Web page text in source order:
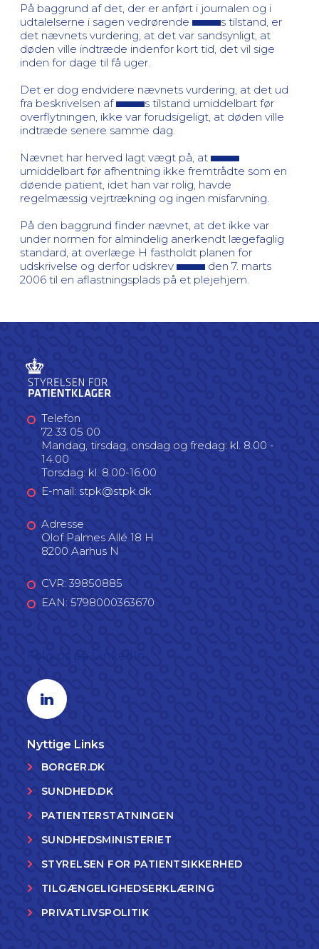
På baggrund af det, der er anført i journalen og i
udtalelserne i sagen vedrørende
s tilstand, er
det nævnets vurdering, at det var sandsynligt, at
døden ville indtræde indenfor kort tid, det vil sige
inden for dage til få uger.
Det er dog endvidere nævnets vurdering, at det ud
fra beskrivelsen af
s tilstand umiddelbart før
overflytningen, ikke var forudsigeligt, at døden ville
indtræde senere samme dag.
Nævnet har herved lagt vægt på, at
umiddelbart før afhentning ikke fremtrådte som en
døende patient, idet han var rolig, havde
regelmæssig vejrtrækning og ingen misfarvning.
På den baggrund finder nævnet, at det ikke var
under normen for almindelig anerkendt lægefaglig
standard, at overlæge H fastholdt planen for
udskrivelse og derfor udskrev
den 7. marts
2006 til en aflastningsplads på et plejehjem.
Telefon
72 33 05 00
Mandag, tirsdag, onsdag og fredag: kl. 8.00 -
14.00
Torsdag: kl. 8.00-16.00
E-mail: stpk@stpk.dk
Adresse
Olof Palmes Allé 18 H
8200 Aarhus N
CVR: 39850885
EAN: 5798000363670
Linkedin profil
Nyttige Links
BORGER.DK
SUNDHED.DK
PATIENTERSTATNINGEN
SUNDHEDSMINISTERIET
STYRELSEN FOR PATIENTSIKKERHED
TILGÆNGELIGHEDSERKLÆRING
PRIVATLIVSPOLITIK